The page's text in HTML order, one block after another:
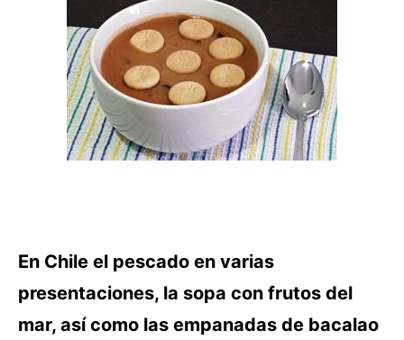
En Chile el pescado en varias
presentaciones, la sopa con frutos del
mar, así como las empanadas de bacalao